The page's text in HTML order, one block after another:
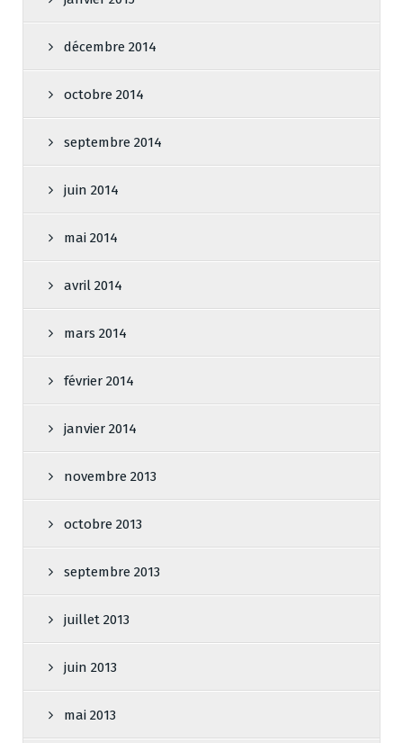
décembre 2014
octobre 2014
septembre 2014
juin 2014
mai 2014
avril 2014
mars 2014
février 2014
janvier 2014
novembre 2013
octobre 2013
septembre 2013
juillet 2013
juin 2013
mai 2013